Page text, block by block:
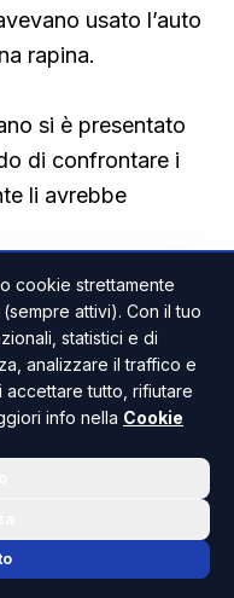
usato l’auto
rapina.
si è presentato
di confrontare i
li avrebbe
800 euro in
di famiglia.
truffa era troppo
che denunciare
cookie strettamente
attivi). Con il tuo
statistici e di
analizzare il traffico e
accettare tutto, rifiutare
info nella Cookie